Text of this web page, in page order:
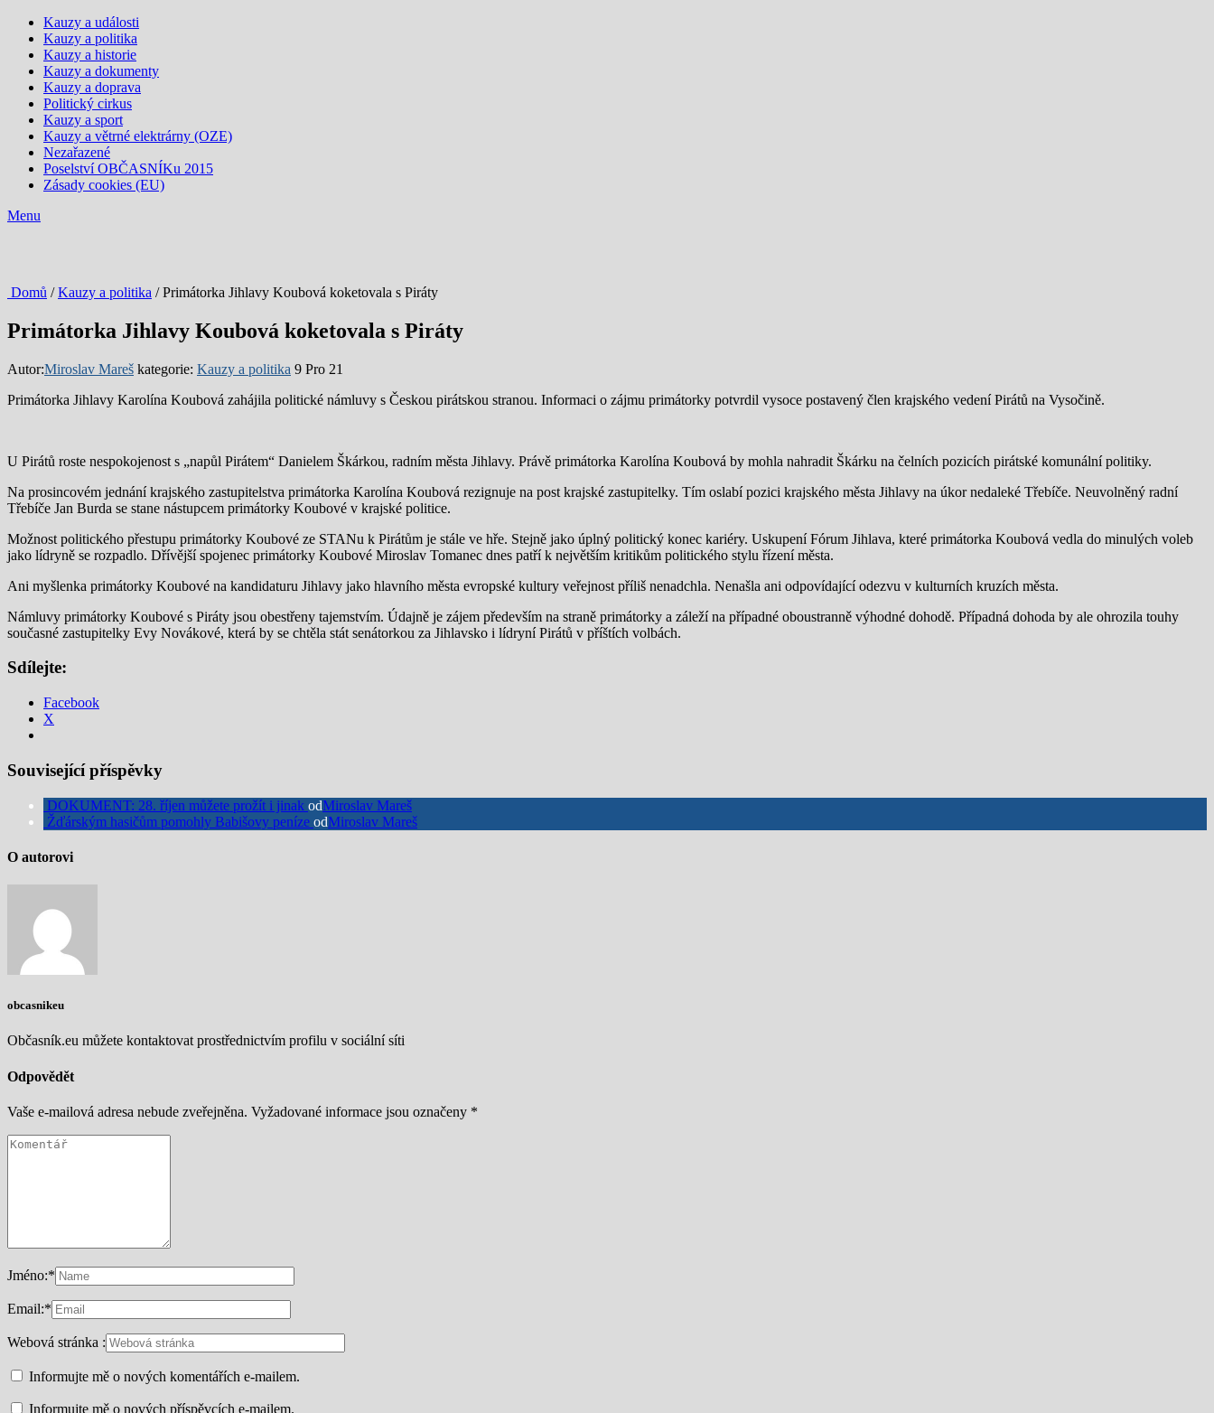
Kauzy a události
Kauzy a politika
Kauzy a historie
Kauzy a dokumenty
Kauzy a doprava
Politický cirkus
Kauzy a sport
Kauzy a větrné elektrárny (OZE)
Nezařazené
Poselství OBČASNÍKu 2015
Zásady cookies (EU)
Menu
Domů /Kauzy a politika / Primátorka Jihlavy Koubová koketovala s Piráty
Primátorka Jihlavy Koubová koketovala s Piráty
Autor:Miroslav Mareš kategorie: Kauzy a politika 9 Pro 21
Primátorka Jihlavy Karolína Koubová zahájila politické námluvy s Českou pirátskou stranou. Informaci o zájmu primátorky potvrdil vysoce postavený člen krajského vedení Pirátů na Vysočině.
U Pirátů roste nespokojenost s „napůl Pirátem“ Danielem Škárkou, radním města Jihlavy. Právě primátorka Karolína Koubová by mohla nahradit Škárku na čelních pozicích pirátské komunální politiky.
Na prosincovém jednání krajského zastupitelstva primátorka Karolína Koubová rezignuje na post krajské zastupitelky. Tím oslabí pozici krajského města Jihlavy na úkor nedaleké Třebíče. Neuvolněný radní
Třebíče Jan Burda se stane nástupcem primátorky Koubové v krajské politice.
Možnost politického přestupu primátorky Koubové ze STANu k Pirátům je stále ve hře. Stejně jako úplný politický konec kariéry. Uskupení Fórum Jihlava, které primátorka Koubová vedla do minulých voleb
jako lídryně se rozpadlo. Dřívější spojenec primátorky Koubové Miroslav Tomanec dnes patří k největším kritikům politického stylu řízení města.
Ani myšlenka primátorky Koubové na kandidaturu Jihlavy jako hlavního města evropské kultury veřejnost příliš nenadchla. Nenašla ani odpovídající odezvu v kulturních kruzích města.
Námluvy primátorky Koubové s Piráty jsou obestřeny tajemstvím. Údajně je zájem především na straně primátorky a záleží na případné oboustranně výhodné dohodě. Případná dohoda by ale ohrozila touhy
současné zastupitelky Evy Novákové, která by se chtěla stát senátorkou za Jihlavsko i lídryní Pirátů v příštích volbách.
Sdílejte:
Facebook
X
Související příspěvky
DOKUMENT: 28. říjen můžete prožít i jinak odMiroslav Mareš
Žďárským hasičům pomohly Babišovy peníze odMiroslav Mareš
O autorovi
obcasnikeu
Občasník.eu můžete kontaktovat prostřednictvím profilu v sociální síti
Odpovědět
Vaše e-mailová adresa nebude zveřejněna. Vyžadované informace jsou označeny *
Jméno:*
Email:*
Webová stránka :
Informujte mě o nových komentářích e-mailem.
Informujte mě o nových příspěvcích e-mailem.